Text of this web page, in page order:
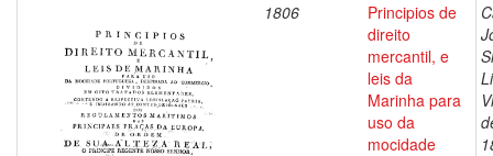
1806
Principios de
direito
mercantil, e
leis da
Marinha para
uso da
mocidade